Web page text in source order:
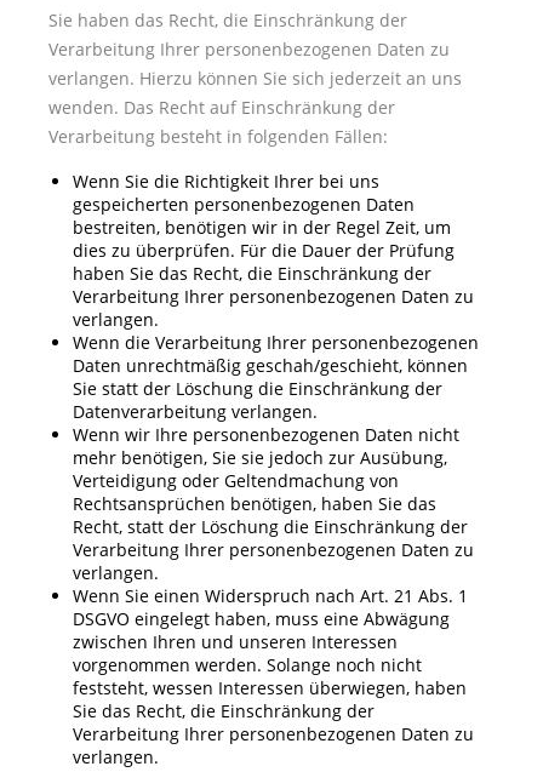
Sie haben das Recht, die Einschränkung der
Verarbeitung Ihrer personenbezogenen Daten zu
verlangen. Hierzu können Sie sich jederzeit an uns
wenden. Das Recht auf Einschränkung der
Verarbeitung besteht in folgenden Fällen:
Wenn Sie die Richtigkeit Ihrer bei uns
gespeicherten personenbezogenen Daten
bestreiten, benötigen wir in der Regel Zeit, um
dies zu überprüfen. Für die Dauer der Prüfung
haben Sie das Recht, die Einschränkung der
Verarbeitung Ihrer personenbezogenen Daten zu
verlangen.
Wenn die Verarbeitung Ihrer personenbezogenen
Daten unrechtmäßig geschah/geschieht, können
Sie statt der Löschung die Einschränkung der
Datenverarbeitung verlangen.
Wenn wir Ihre personenbezogenen Daten nicht
mehr benötigen, Sie sie jedoch zur Ausübung,
Verteidigung oder Geltendmachung von
Rechtsansprüchen benötigen, haben Sie das
Recht, statt der Löschung die Einschränkung der
Verarbeitung Ihrer personenbezogenen Daten zu
verlangen.
Wenn Sie einen Widerspruch nach Art. 21 Abs. 1
DSGVO eingelegt haben, muss eine Abwägung
zwischen Ihren und unseren Interessen
vorgenommen werden. Solange noch nicht
feststeht, wessen Interessen überwiegen, haben
Sie das Recht, die Einschränkung der
Verarbeitung Ihrer personenbezogenen Daten zu
verlangen.